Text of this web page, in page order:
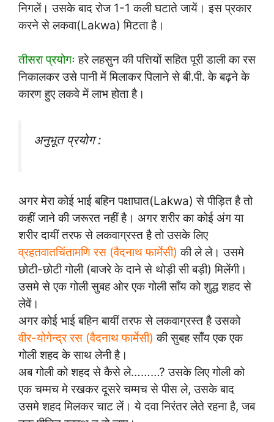
निगलें। उसके बाद रोज 1-1 कली घटाते जायें। इस प्रकार
करने से लकवा(Lakwa) मिटता है।
तीसरा प्रयोगः हरे लहसुन की पत्तियों सहित पूरी डाली का रस
निकालकर उसे पानी में मिलाकर पिलाने से बी.पी. के बढ़ने के
कारण हुए लकवे में लाभ होता है।
अनुभूत प्रयोग :
अगर मेरा कोई भाई बहिन पक्षाघात(Lakwa) से पीड़ित है तो
कहीं जाने की जरूरत नहीं है। अगर शरीर का कोई अंग या
शरीर दायीं तरफ से लकवाग्रस्त है तो उसके लिए
व्रहतवातचिंतामणि रस (वैदनाथ फार्मेसी) की ले ले। उसमे
छोटी-छोटी गोली (बाजरे के दाने से थोड़ी सी बड़ी) मिलेंगी।
उसमे से एक गोली सुबह ओर एक गोली साँय को शुद्ध शहद से
लेवें।
अगर कोई भाई बहिन बायीं तरफ से लकवाग्रस्त है उसको
वीर-योगेन्द्र रस (वैदनाथ फार्मेसी) की सुबह साँय एक एक
गोली शहद के साथ लेनी है।
अब गोली को शहद से कैसे ले………? उसके लिए गोली को
एक चम्मच मे रखकर दूसरे चम्मच से पीस ले, उसके बाद
उसमे शहद मिलकर चाट लें। ये दवा निरंतर लेते रहना है, जब